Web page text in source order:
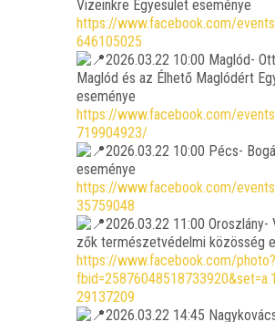
Vize­ink­re Egye­sü­let ese­mé­nye
https://www.facebook.com/
646105025
2026.03.22 10:00 Mag­lód-
Mag­lód és az Élhe­tő Mag­ló­dért
ese­mé­nye
https://www.facebook.com/
719904923/
2026.03.22 10:00 Pécs-
ese­mé­nye
https://www.facebook.com/
35759048
2026.03.22 11:00
zők ter­mé­szet­vé­del­mi közös­ség
https://www.facebook.com/photo?
29137209
2026.03.22 14:45